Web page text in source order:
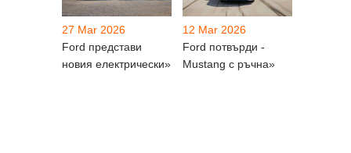
27 Mar 2026
Ford представи
новия електрически»
12 Mar 2026
Ford потвърди -
Mustang с ръчна»